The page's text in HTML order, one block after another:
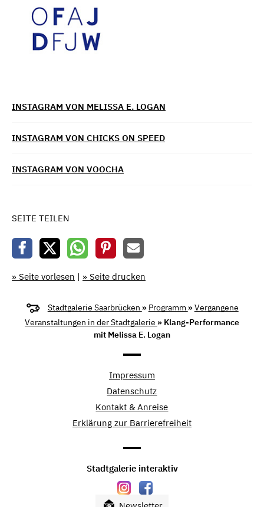
INSTAGRAM VON MELISSA E. LOGAN
INSTAGRAM VON CHICKS ON SPEED
INSTAGRAM VON VOOCHA
SEITE TEILEN
» Seite vorlesen | » Seite drucken
Stadtgalerie Saarbrücken » Programm »Vergangene
Veranstaltungen in der Stadtgalerie » Klang-Performance
mit Melissa E. Logan
Impressum
Datenschutz
Kontakt & Anreise
Erklärung zur Barrierefreiheit
Stadtgalerie interaktiv